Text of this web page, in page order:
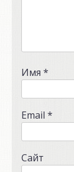
Имя *
Email *
Сайт